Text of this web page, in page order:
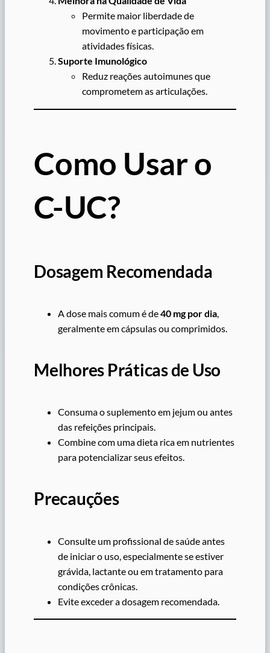
Permite maior liberdade de
movimento e participação em
atividades físicas.
Suporte Imunológico
Reduz reações autoimunes que
comprometem as articulações.
Como Usar o
C-UC?
Dosagem Recomendada
A dose mais comum é de40 mg por dia
geralmente em cápsulas ou comprimidos.
Melhores Práticas de Uso
Consuma o suplemento em jejum ou antes
das refeições principais.
Combine com uma dieta rica em nutrientes
para potencializar seus efeitos.
Precauções
Consulte um profissional de saúde antes
de iniciar o uso, especialmente se estiver
grávida, lactante ou em tratamento para
condições crônicas.
Evite exceder a dosagem recomendada.